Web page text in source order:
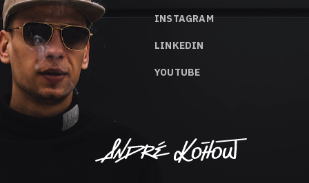
INSTAGRAM
LINKEDIN
YOUTUBE